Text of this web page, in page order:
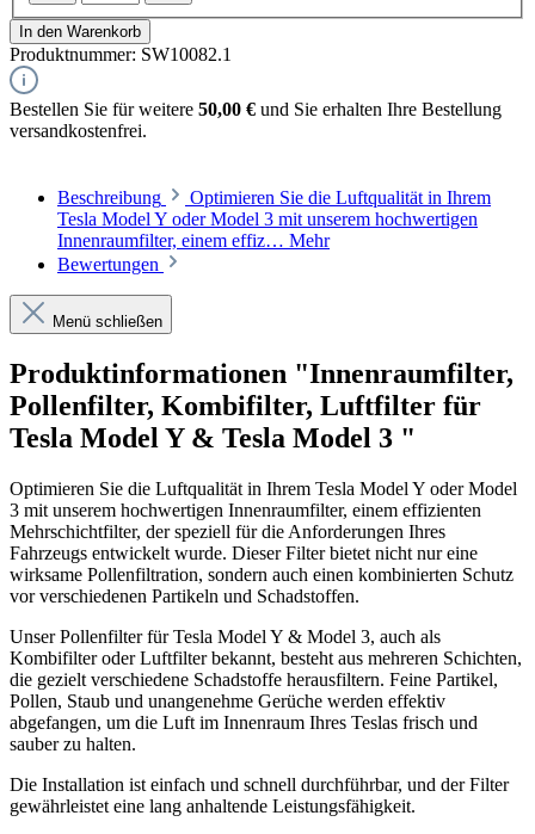
In den Warenkorb
Produktnummer: SW10082.1
Bestellen Sie für weitere 50,00 € und Sie erhalten Ihre Bestellung
versandkostenfrei.
Beschreibung
Optimieren Sie die Luftqualität in Ihrem
Tesla Model Y oder Model 3 mit unserem hochwertigen
Innenraumfilter, einem effiz… Mehr
Bewertungen
Menü schließen
Produktinformationen "Innenraumfilter,
Pollenfilter, Kombifilter, Luftfilter für
Tesla Model Y & Tesla Model 3 "
Optimieren Sie die Luftqualität in Ihrem Tesla Model Y oder Model
3 mit unserem hochwertigen Innenraumfilter, einem effizienten
Mehrschichtfilter, der speziell für die Anforderungen Ihres
Fahrzeugs entwickelt wurde. Dieser Filter bietet nicht nur eine
wirksame Pollenfiltration, sondern auch einen kombinierten Schutz
vor verschiedenen Partikeln und Schadstoffen.
Unser Pollenfilter für Tesla Model Y & Model 3, auch als
Kombifilter oder Luftfilter bekannt, besteht aus mehreren Schichten,
die gezielt verschiedene Schadstoffe herausfiltern. Feine Partikel,
Pollen, Staub und unangenehme Gerüche werden effektiv
abgefangen, um die Luft im Innenraum Ihres Teslas frisch und
sauber zu halten.
Die Installation ist einfach und schnell durchführbar, und der Filter
gewährleistet eine lang anhaltende Leistungsfähigkeit.